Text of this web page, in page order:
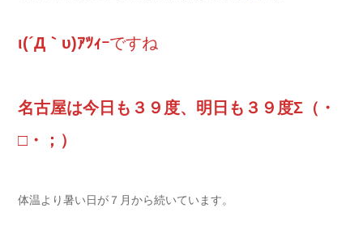
ι(´Д｀υ)ｱﾂｨｰですね
名古屋は今日も３９度、明日も３９度Σ（・
□・；）
体温より暑い日が７月から続いています。